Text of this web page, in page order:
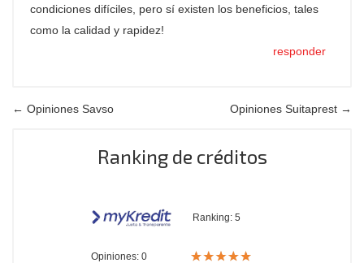
condiciones difíciles, pero sí existen los beneficios, tales
como la calidad y rapidez!
responder
← Opiniones Savso Opiniones Suitaprest →
Ranking de créditos
Ranking: 5
Opiniones: 0